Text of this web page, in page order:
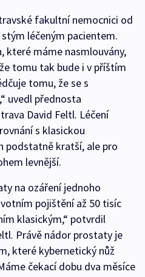
fakultní nemocnici od
léčeným pacientem.
které máme nasmlouvány,
tomu tak bude i v příštím
tomu, že se s
uvedl přednosta
David Feltl. Léčení
s klasickou
podstatně kratší, ale pro
levnější.
na ozáření jednoho
pojištění až 50 tisíc
klasickým,“ potvrdil
Právě nádor prostaty je
které kybernetický nůž
čekací dobu dva měsíce